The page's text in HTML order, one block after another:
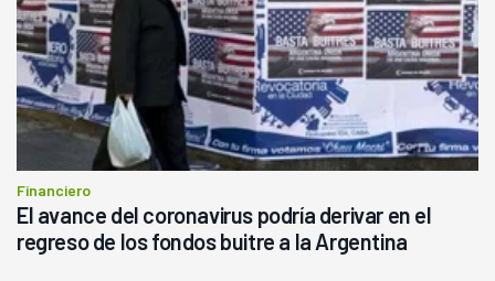
Financiero
El avance del coronavirus podría derivar en el
regreso de los fondos buitre a la Argentina